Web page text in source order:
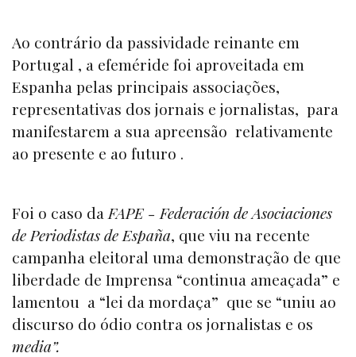
Ao contrário da passividade reinante em
Portugal , a efeméride foi aproveitada em
Espanha pelas principais associações,
representativas dos jornais e jornalistas, para
manifestarem a sua apreensão relativamente
ao presente e ao futuro .
Foi o caso da FAPE - Federación de Asociaciones
de Periodistas de España, que viu na recente
campanha eleitoral uma demonstração de que
liberdade de Imprensa “continua ameaçada” e
lamentou a “lei da mordaça” que se “uniu ao
discurso do ódio contra os jornalistas e os
media”.